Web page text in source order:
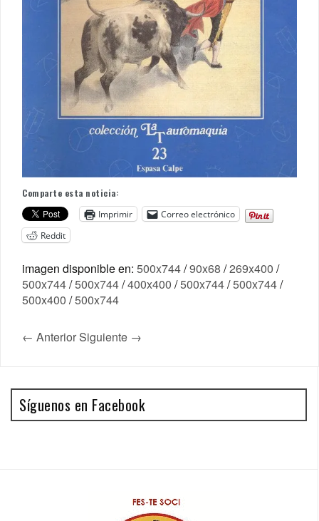
Comparte esta noticia:
Imprimir
Correo electrónico
Reddit
imagen disponible en: 500x744/90x68 /269x400 /
500x744/500x744/400x400 /500x744/500x744/
500x400 /500x744
← Anterior Siguiente →
Síguenos en Facebook